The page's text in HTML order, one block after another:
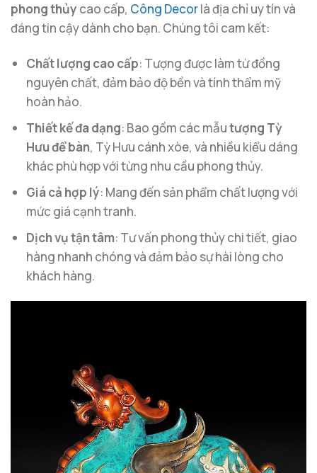
phong thủy cao cấp, Công Decorlà địa chỉ uy tín và
đáng tin cậy dành cho bạn. Chúng tôi cam kết:
Chất lượng cao cấp: Tượng được làm từ đồng
nguyên chất, đảm bảo độ bền và tính thẩm mỹ
hoàn hảo.
Thiết kế đa dạng: Bao gồm các mẫutượng Tỳ
Hưu để bàn, Tỳ Hưu cánh xòe, và nhiều kiểu dáng
khác phù hợp với từng nhu cầu phong thủy.
Giá cả hợp lý: Mang đến sản phẩm chất lượng với
mức giá cạnh tranh.
Dịch vụ tận tâm: Tư vấn phong thủy chi tiết, giao
hàng nhanh chóng và đảm bảo sự hài lòng cho
khách hàng.